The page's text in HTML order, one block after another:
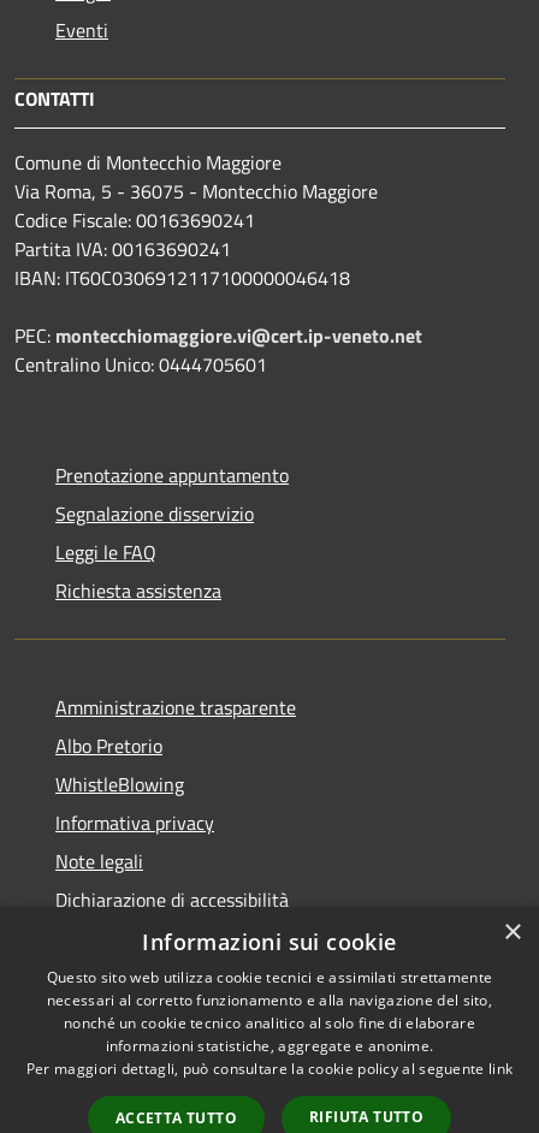
Eventi
CONTATTI
Comune di Montecchio Maggiore
Via Roma, 5 - 36075 - Montecchio Maggiore
Codice Fiscale: 00163690241
Partita IVA: 00163690241
IBAN: IT60C0306912117100000046418
PEC: montecchiomaggiore.vi@cert.ip-veneto.net
Centralino Unico: 0444705601
Prenotazione appuntamento
Segnalazione disservizio
Leggi le FAQ
Richiesta assistenza
Amministrazione trasparente
Albo Pretorio
WhistleBlowing
Informativa privacy
Note legali
Dichiarazione di accessibilità
Accessibilità
Privacy
Copyright © 2026 • Città di
Montecchio Maggiore •
Powered byMunicipium •
Accesso redazione
×
Informazioni sui cookie
Questo sito web utilizza cookie tecnici e assimilati strettamente
necessari al corretto funzionamento e alla navigazione del sito,
nonché un cookie tecnico analitico al solo fine di elaborare
informazioni statistiche, aggregate e anonime.
Per maggiori dettagli, può consultare la cookie policy al seguente link
ACCETTA TUTTO RIFIUTA TUTTO